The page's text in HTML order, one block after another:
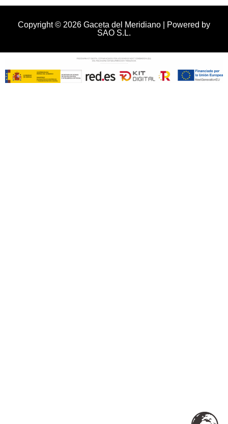
Copyright © 2026 Gaceta del Meridiano | Powered by
SAO S.L.